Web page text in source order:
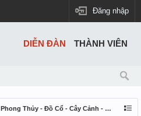
Đăng nhập
Phong Thủy - Đồ Cổ - Cây Cảnh - Thú Nuôi
DIỄN ĐÀN THÀNH VIÊN